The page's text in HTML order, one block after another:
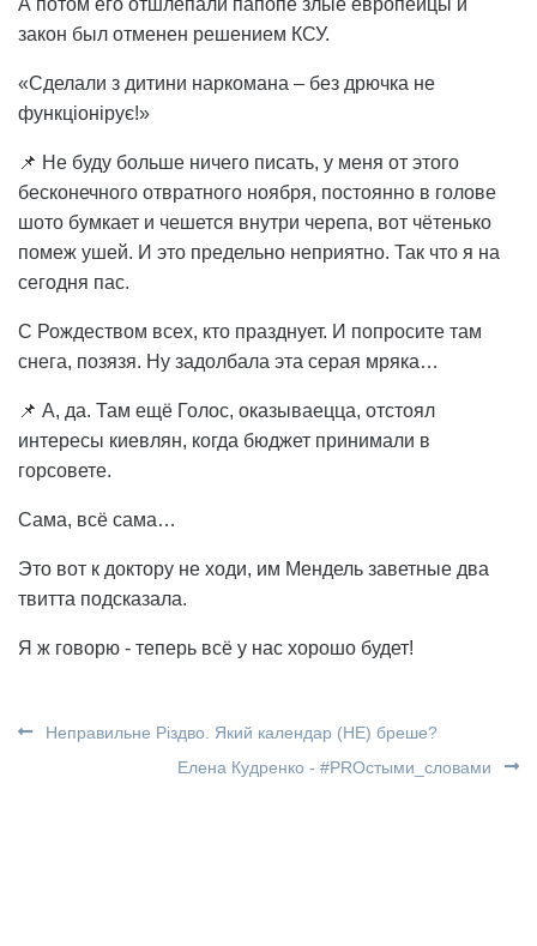
закон был отменен решением КСУ.
«Сделали з дитини наркомана – без дрючка не
функціонірує!»
📌 Не буду больше ничего писать, у меня от этого
бесконечного отвратного ноября, постоянно в голове
шото бумкает и чешется внутри черепа, вот чётенько
помеж ушей. И это предельно неприятно. Так что я на
сегодня пас.
С Рождеством всех, кто празднует. И попросите там
снега, позязя. Ну задолбала эта серая мряка…
📌 А, да. Там ещё Голос, оказываецца, отстоял
интересы киевлян, когда бюджет принимали в
горсовете.
Сама, всё сама…
Это вот к доктору не ходи, им Мендель заветные два
твитта подсказала.
Я ж говорю - теперь всё у нас хорошо будет!
Неправильне Різдво. Який календар (НЕ) бреше?
Елена Кудренко - #PROстыми_словами